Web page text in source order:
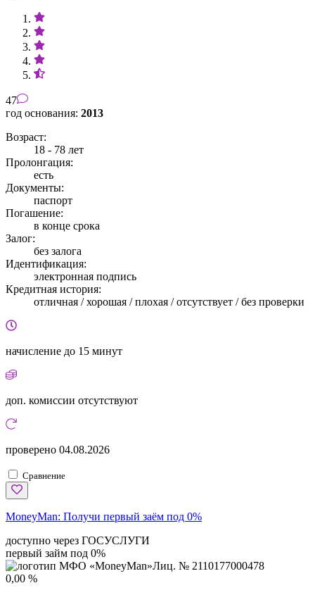
47
год основания: 2013
Возраст:
18 - 78 лет
Пролонгация:
есть
Документы:
паспорт
Погашение:
в конце срока
Залог:
без залога
Идентификация:
электронная подпись
Кредитная история:
отличная / хорошая / плохая / отсутствует / без проверки
начисление до 15 минут
доп. комиссии отсутствуют
проверено 04.08.2026
Сравнение
MoneyMan: Получи первый заём под 0%
доступно через ГОСУСЛУГИ
первый займ под 0%
Лиц. № 2110177000478
0,00 %